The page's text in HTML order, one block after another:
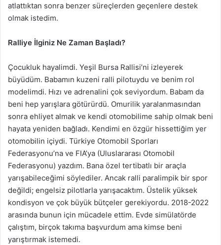
atlattıktan sonra benzer süreçlerden geçenlere destek
olmak istedim.
Ralliye İlginiz Ne Zaman Başladı?
Çocukluk hayalimdi. Yeşil Bursa Rallisi’ni izleyerek
büyüdüm. Babamın kuzeni ralli pilotuydu ve benim rol
modelimdi. Hızı ve adrenalini çok seviyordum. Babam da
beni hep yarışlara götürürdü. Omurilik yaralanmasından
sonra ehliyet almak ve kendi otomobilime sahip olmak beni
hayata yeniden bağladı. Kendimi en özgür hissettiğim yer
otomobilin içiydi. Türkiye Otomobil Sporları
Federasyonu’na ve FIA’ya (Uluslararası Otomobil
Federasyonu) yazdım. Bana özel tertibatlı bir araçla
yarışabileceğimi söylediler. Ancak ralli paralimpik bir spor
değildi; engelsiz pilotlarla yarışacaktım. Üstelik yüksek
kondisyon ve çok büyük bütçeler gerekiyordu. 2018-2022
arasında bunun için mücadele ettim. Evde simülatörde
çalıştım, birçok takıma başvurdum ama kimse beni
yarıştırmak istemedi.